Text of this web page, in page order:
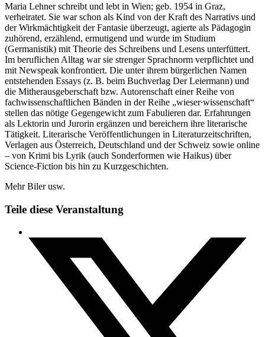
Maria Lehner schreibt und lebt in Wien; geb. 1954 in Graz,
verheiratet. Sie war schon als Kind von der Kraft des Narrativs und
der Wirkmächtigkeit der Fantasie überzeugt, agierte als Pädagogin
zuhörend, erzählend, ermutigend und wurde im Studium
(Germanistik) mit Theorie des Schreibens und Lesens unterfüttert.
Im beruflichen Alltag war sie strenger Sprachnorm verpflichtet und
mit Newspeak konfrontiert. Die unter ihrem bürgerlichen Namen
entstehenden Essays (z. B. beim Buchverlag Der Leiermann) und
die Mitherausgeberschaft bzw. Autorenschaft einer Reihe von
fachwissenschaftlichen Bänden in der Reihe „wieser∙wissenschaft“
stellen das nötige Gegengewicht zum Fabulieren dar. Erfahrungen
als Lektorin und Jurorin ergänzen und bereichern ihre literarische
Tätigkeit. Literarische Veröffentlichungen in Literaturzeitschriften,
Verlagen aus Österreich, Deutschland und der Schweiz sowie online
– von Krimi bis Lyrik (auch Sonderformen wie Haikus) über
Science-Fiction bis hin zu Kurzgeschichten.
Mehr Biler usw.
Teile diese Veranstaltung